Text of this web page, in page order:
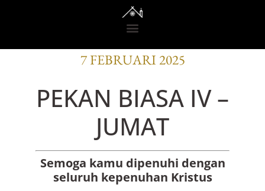
BACAAN OFISI
7 FEBRUARI 2025
PEKAN BIASA IV –
JUMAT
Semoga kamu dipenuhi dengan
seluruh kepenuhan Kristus